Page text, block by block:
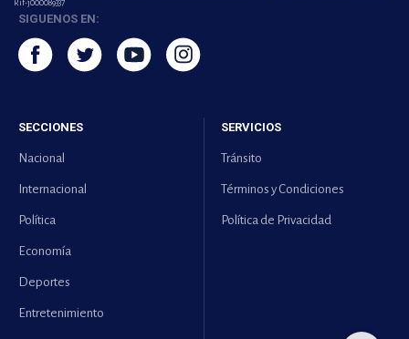
Rif-j000089337
SIGUENOS EN:
SECCIONES
Nacional
Internacional
Política
Economía
Deportes
Entretenimiento
SERVICIOS
Tránsito
Términos y Condiciones
Política de Privacidad